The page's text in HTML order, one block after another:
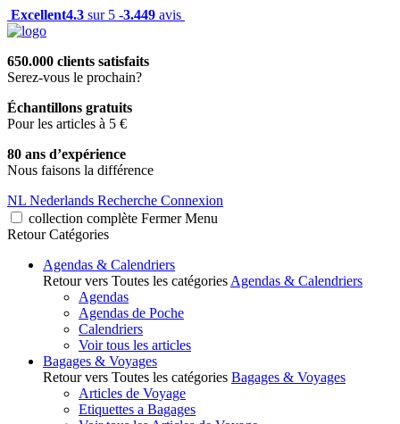
Excellent4.3 sur 5 -3.449 avis
650.000 clients satisfaits
Serez-vous le prochain?
Échantillons gratuits
Pour les articles à 5 €
80 ans d’expérience
Nous faisons la différence
NL Nederlands Recherche Connexion
collection complète Fermer Menu
Retour Catégories
Agendas & Calendriers
Retour vers Toutes les catégories Agendas & Calendriers
Agendas
Agendas de Poche
Calendriers
Voir tous les articles
Bagages & Voyages
Retour vers Toutes les catégories Bagages & Voyages
Articles de Voyage
Etiquettes a Bagages